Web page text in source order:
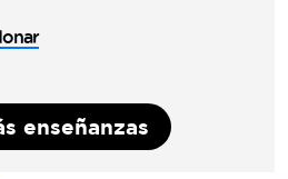
enseñanzas